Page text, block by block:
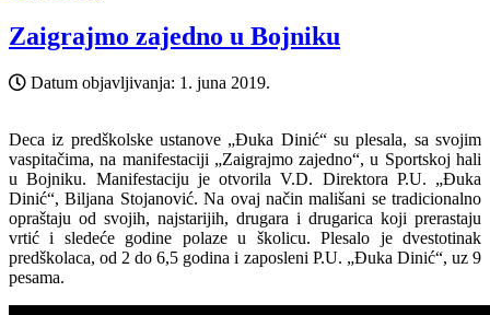
Zaigrajmo zajedno u Bojniku
Datum objavljivanja: 1. juna 2019.
Deca iz predškolske ustanove „Đuka Dinić“ su plesala, sa svojim
vaspitačima, na manifestaciji „Zaigrajmo zajedno“, u Sportskoj hali
u Bojniku. Manifestaciju je otvorila V.D. Direktora P.U. „Đuka
Dinić“, Biljana Stojanović. Na ovaj način mališani se tradicionalno
opraštaju od svojih, najstarijih, drugara i drugarica koji prerastaju
vrtić i sledeće godine polaze u školicu. Plesalo je dvestotinak
predškolaca, od 2 do 6,5 godina i zaposleni P.U. „Đuka Dinić“, uz 9
pesama.